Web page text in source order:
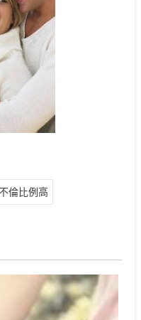
倫比例高